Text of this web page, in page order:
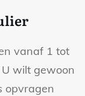
vanaf 1 tot
wilt gewoon
opvragen